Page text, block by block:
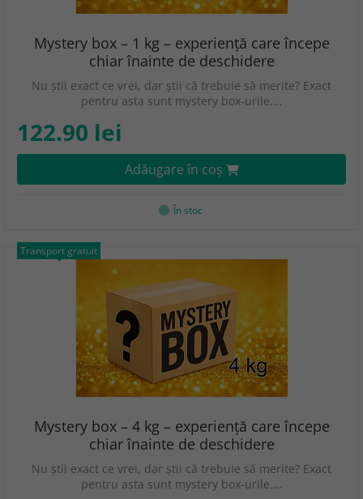
Mystery box – 1 kg – experiență care începe
chiar înainte de deschidere
Nu știi exact ce vrei, dar știi că trebuie să merite? Exact
pentru asta sunt mystery box-urile.…
122.90 lei
Adăugare în coş
În stoc
Transport gratuit
Mystery box – 4 kg – experiență care începe
chiar înainte de deschidere
Nu știi exact ce vrei, dar știi că trebuie să merite? Exact
pentru asta sunt mystery box-urile.…